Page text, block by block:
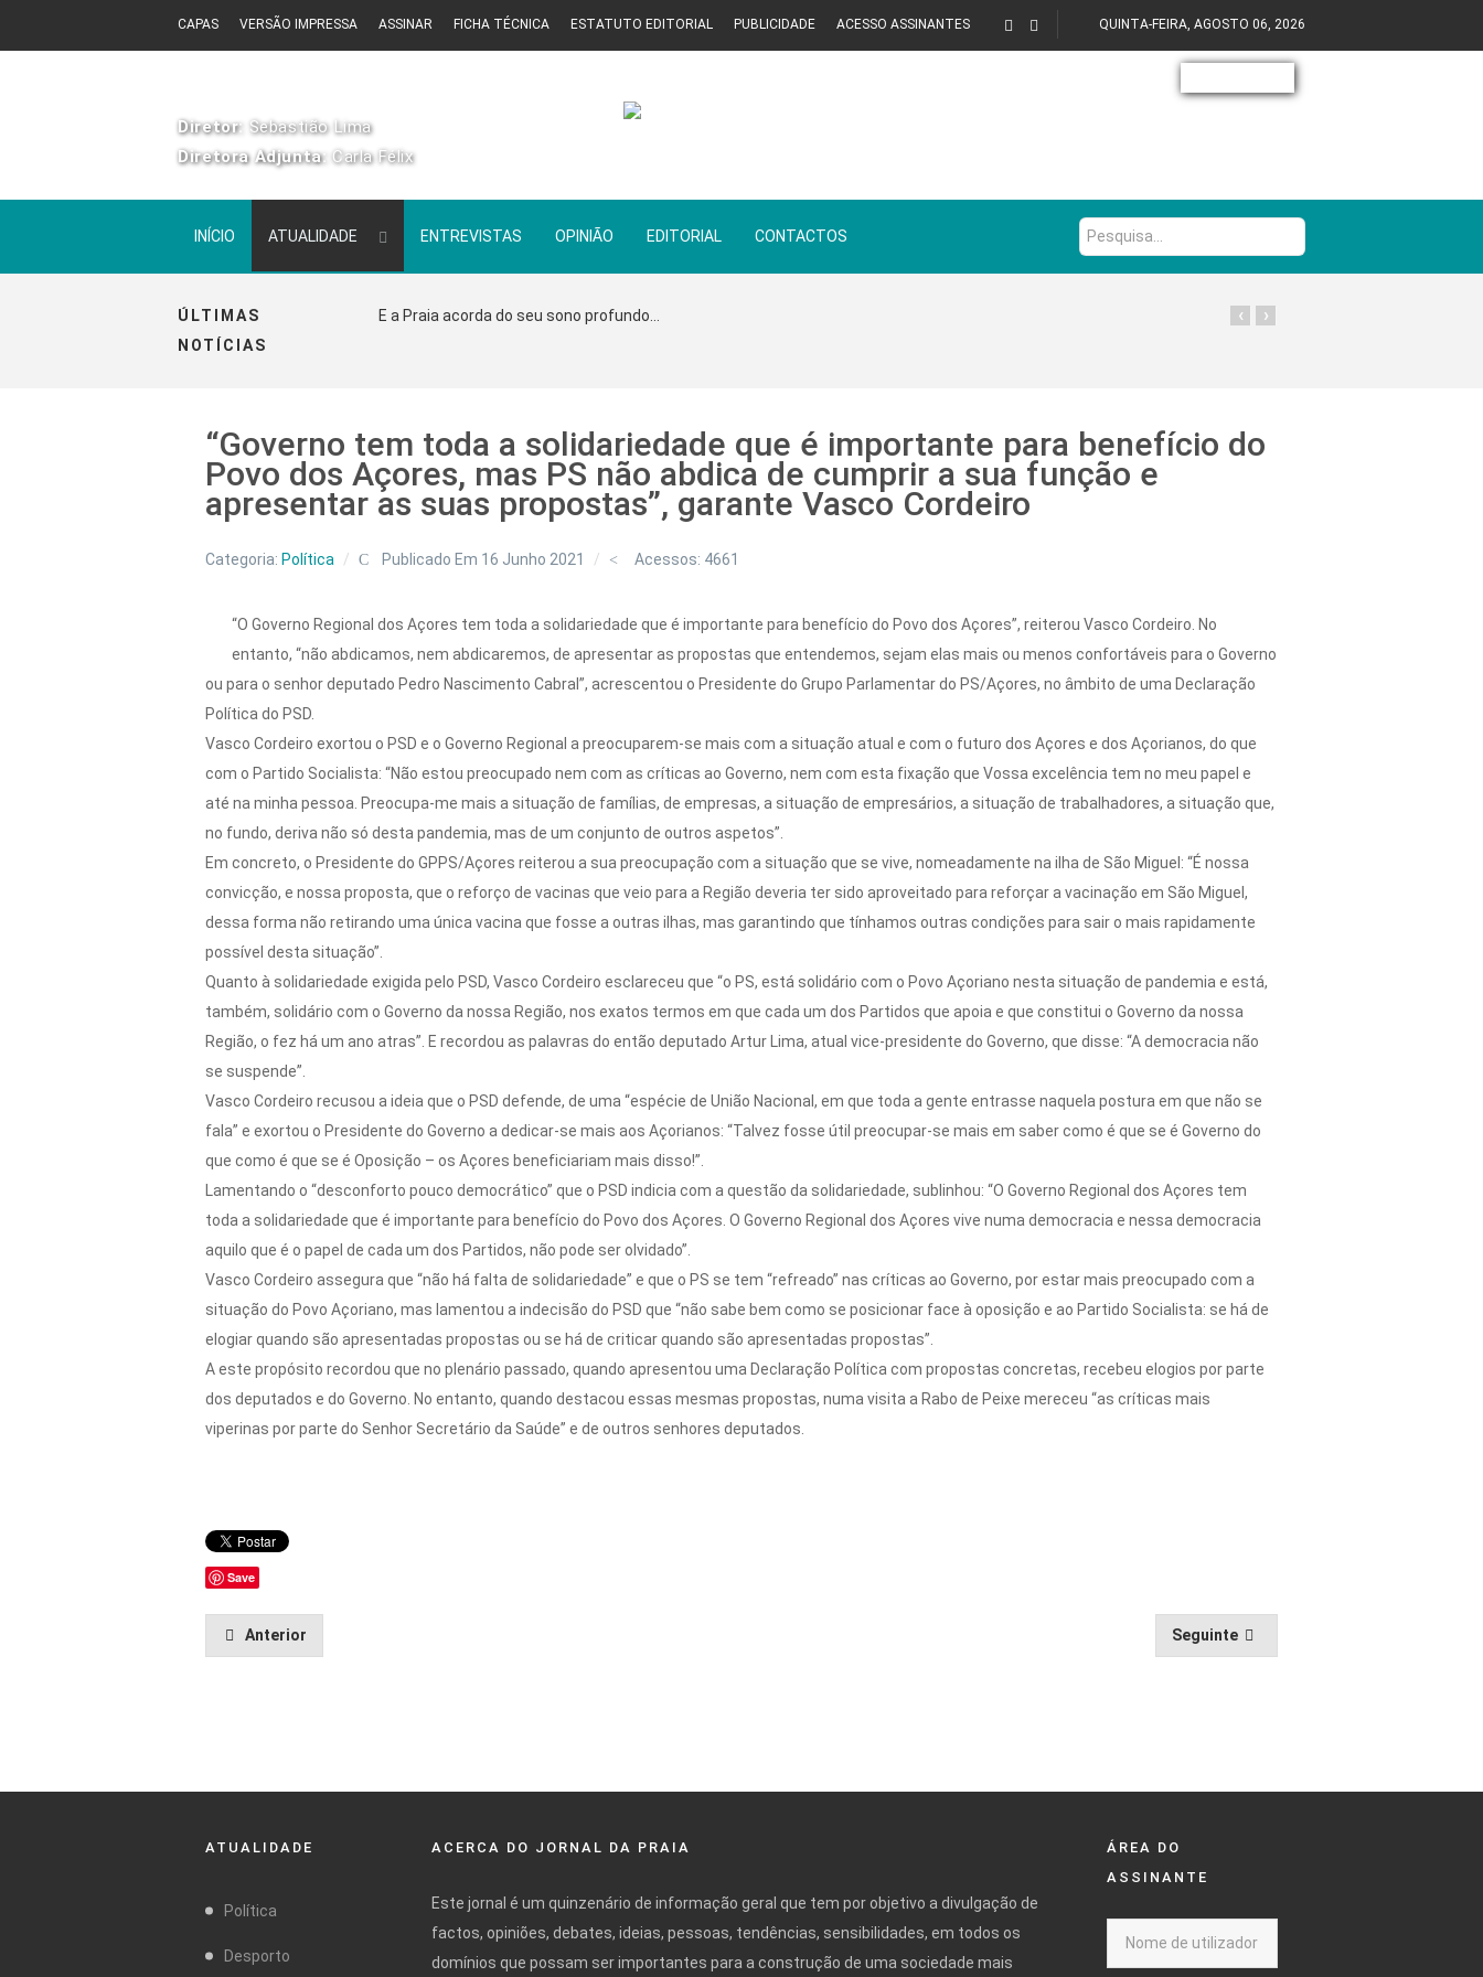
CAPAS VERSÃO IMPRESSA ASSINAR FICHA TÉCNICA ESTATUTO EDITORIAL PUBLICIDADE ACESSO ASSINANTES QUINTA-FEIRA, AGOSTO 06, 2026
Diretor: Sebastião Lima
Diretora Adjunta:Carla Félix
INÍCIO ATUALIDADE ENTREVISTAS OPINIÃO EDITORIAL CONTACTOS Pesquisa...
ÚLTIMAS
NOTÍCIAS
E a Praia acorda do seu sono profundo... ›
‹
“Governo tem toda a solidariedade que é importante para benefício do
Povo dos Açores, mas PS não abdica de cumprir a sua função e
apresentar as suas propostas”, garante Vasco Cordeiro
Categoria: Política Publicado Em 16 Junho 2021 Acessos: 4661
“O Governo Regional dos Açores tem toda a solidariedade que é importante para benefício do Povo dos Açores”, reiterou Vasco Cordeiro. No
entanto, “não abdicamos, nem abdicaremos, de apresentar as propostas que entendemos, sejam elas mais ou menos confortáveis para o Governo
ou para o senhor deputado Pedro Nascimento Cabral”, acrescentou o Presidente do Grupo Parlamentar do PS/Açores, no âmbito de uma Declaração
Política do PSD.
Vasco Cordeiro exortou o PSD e o Governo Regional a preocuparem-se mais com a situação atual e com o futuro dos Açores e dos Açorianos, do que
com o Partido Socialista: “Não estou preocupado nem com as críticas ao Governo, nem com esta fixação que Vossa excelência tem no meu papel e
até na minha pessoa. Preocupa-me mais a situação de famílias, de empresas, a situação de empresários, a situação de trabalhadores, a situação que,
no fundo, deriva não só desta pandemia, mas de um conjunto de outros aspetos”.
Em concreto, o Presidente do GPPS/Açores reiterou a sua preocupação com a situação que se vive, nomeadamente na ilha de São Miguel: “É nossa
convicção, e nossa proposta, que o reforço de vacinas que veio para a Região deveria ter sido aproveitado para reforçar a vacinação em São Miguel,
dessa forma não retirando uma única vacina que fosse a outras ilhas, mas garantindo que tínhamos outras condições para sair o mais rapidamente
possível desta situação”.
Quanto à solidariedade exigida pelo PSD, Vasco Cordeiro esclareceu que “o PS, está solidário com o Povo Açoriano nesta situação de pandemia e está,
também, solidário com o Governo da nossa Região, nos exatos termos em que cada um dos Partidos que apoia e que constitui o Governo da nossa
Região, o fez há um ano atras”. E recordou as palavras do então deputado Artur Lima, atual vice-presidente do Governo, que disse: “A democracia não
se suspende”.
Vasco Cordeiro recusou a ideia que o PSD defende, de uma “espécie de União Nacional, em que toda a gente entrasse naquela postura em que não se
fala” e exortou o Presidente do Governo a dedicar-se mais aos Açorianos: “Talvez fosse útil preocupar-se mais em saber como é que se é Governo do
que como é que se é Oposição – os Açores beneficiariam mais disso!”.
Lamentando o “desconforto pouco democrático” que o PSD indicia com a questão da solidariedade, sublinhou: “O Governo Regional dos Açores tem
toda a solidariedade que é importante para benefício do Povo dos Açores. O Governo Regional dos Açores vive numa democracia e nessa democracia
aquilo que é o papel de cada um dos Partidos, não pode ser olvidado”.
Vasco Cordeiro assegura que “não há falta de solidariedade” e que o PS se tem “refreado” nas críticas ao Governo, por estar mais preocupado com a
situação do Povo Açoriano, mas lamentou a indecisão do PSD que “não sabe bem como se posicionar face à oposição e ao Partido Socialista: se há de
elogiar quando são apresentadas propostas ou se há de criticar quando são apresentadas propostas”.
A este propósito recordou que no plenário passado, quando apresentou uma Declaração Política com propostas concretas, recebeu elogios por parte
dos deputados e do Governo. No entanto, quando destacou essas mesmas propostas, numa visita a Rabo de Peixe mereceu “as críticas mais
viperinas por parte do Senhor Secretário da Saúde” e de outros senhores deputados.
Save
Anterior Seguinte
ATUALIDADE
Política
Desporto
ACERCA DO JORNAL DA PRAIA
Este jornal é um quinzenário de informação geral que tem por objetivo a divulgação de
factos, opiniões, debates, ideias, pessoas, tendências, sensibilidades, em todos os
domínios que possam ser importantes para a construção de uma sociedade mais
ÁREA DO
ASSINANTE